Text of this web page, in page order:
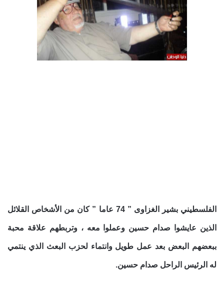
الفلسطيني بشير الغزاوى ” 74 عاما ” كان من الأشخاص القلائل
الذين عايشوا صدام حسين وعملوا معه ، وتربطهم علاقة محبة
ببعضهم البعض بعد عمل طويل وانتماء لحزب البعث الذي ينتمي
له الرئيس الراحل صدام حسين.